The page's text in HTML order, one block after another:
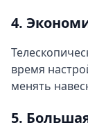
4.
время
менять
5.